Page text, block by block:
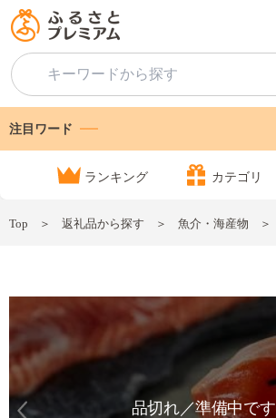
注目ワード
ランキング カテゴリ
Top 返礼品から探す 魚介・海産物
品切れ／準備中です